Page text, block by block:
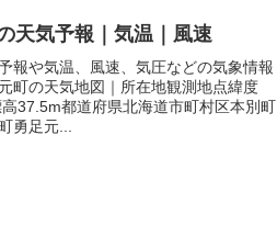
天気予報｜気温｜風速
報や気温、風速、気圧などの気象情報
町の天気地図｜所在地観測地点緯度
37.5m都道府県北海道市町村区本別町
勇足元...